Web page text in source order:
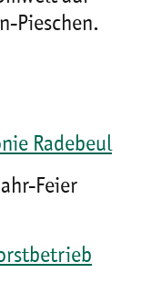
Pieschen.
Radebeul
Feier